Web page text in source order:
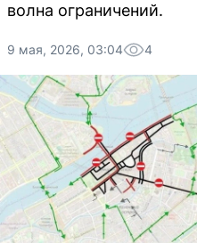
волна ограничений.
9 мая, 2026, 03:04 4